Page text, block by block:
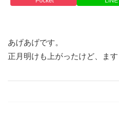
あげあげです。
正月明けも上がったけど、ます